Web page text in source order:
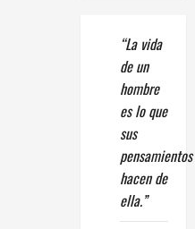
“La vida
de un
hombre
es lo que
sus
pensamientos
hacen de
ella.”